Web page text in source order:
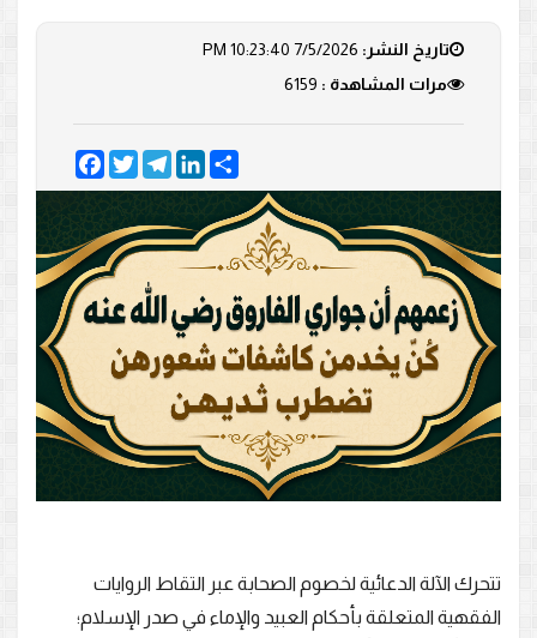
تاريخ النشر: 7/5/2026 10:23:40 PM
مرات المشاهدة : 6159
FacebookTwitter
TelegramLinkedInShare
تتحرك الآلة الدعائية لخصوم الصحابة عبر التقاط الروايات
الفقهية المتعلقة بأحكام العبيد والإماء في صدر الإسلام؛